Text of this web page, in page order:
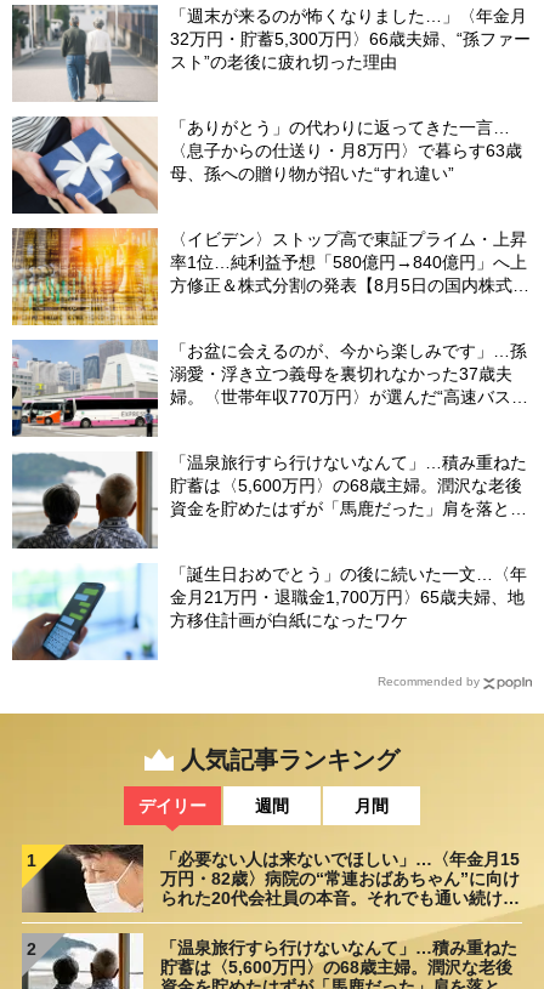
「週末が来るのが怖くなりました…」〈年金月
32万円・貯蓄5,300万円〉66歳夫婦、“孫ファー
スト”の老後に疲れ切った理由
「ありがとう」の代わりに返ってきた一言…
〈息子からの仕送り・月8万円〉で暮らす63歳
母、孫への贈り物が招いた“すれ違い”
〈イビデン〉ストップ高で東証プライム・上昇
率1位…純利益予想「580億円→840億円」へ上
方修正＆株式分割の発表【8月5日の国内株式市
「お盆に会えるのが、今から楽しみです」…孫
溺愛・浮き立つ義母を裏切れなかった37歳夫
婦。〈世帯年収770万円〉が選んだ“高速バス帰
「温泉旅行すら行けないなんて」…積み重ねた
貯蓄は〈5,600万円〉の68歳主婦。潤沢な老後
資金を貯めたはずが「馬鹿だった」肩を落とす
「誕生日おめでとう」の後に続いた一文…〈年
金月21万円・退職金1,700万円〉65歳夫婦、地
方移住計画が白紙になったワケ
Recommended by
人気記事ランキング
デイリー 週間 月間
1
「必要ない人は来ないでほしい」…〈年金月15
万円・82歳〉病院の“常連おばあちゃん”に向け
られた20代会社員の本音。それでも通い続ける
2
「温泉旅行すら行けないなんて」…積み重ねた
貯蓄は〈5,600万円〉の68歳主婦。潤沢な老後